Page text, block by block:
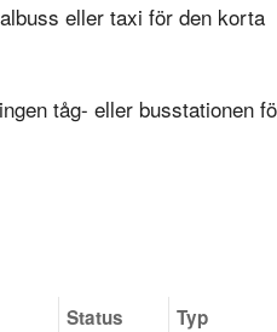
eller taxi för den korta
tåg- eller busstationen
Status
Typ